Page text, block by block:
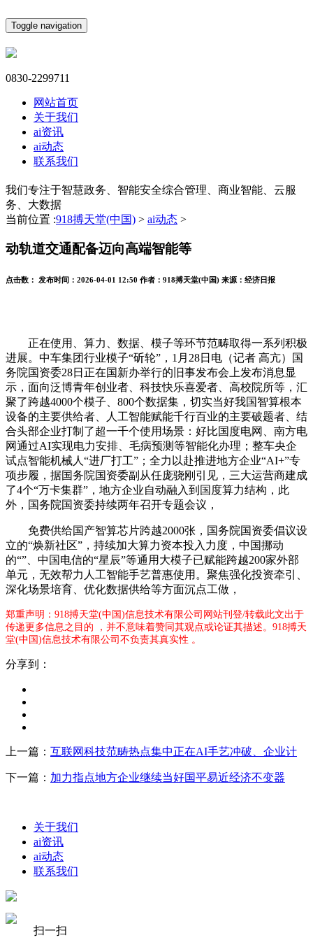
Toggle navigation
0830-2299711
网站首页
关于我们
ai资讯
ai动态
联系我们
我们专注于智慧政务、智能安全综合管理、商业智能、云服
务、大数据
当前位置 :918搏天堂(中国) > ai动态 >
动轨道交通配备迈向高端智能等
点击数： 发布时间： 2026-04-01 12:50 作者： 918搏天堂(中国) 来源： 经济日报
正在使用、算力、数据、模子等环节范畴取得一系列积极
进展。中车集团行业模子“斫轮”，1月28日电（记者 高亢）国
务院国资委28日正在国新办举行的旧事发布会上发布消息显
示，面向泛博青年创业者、科技快乐喜爱者、高校院所等，汇
聚了跨越4000个模子、800个数据集，切实当好我国智算根本
设备的主要供给者、人工智能赋能千行百业的主要破题者、结
合头部企业打制了超一千个使用场景：好比国度电网、南方电
网通过AI实现电力安排、毛病预测等智能化办理；整车央企
试点智能机械人“进厂打工”；全力以赴推进地方企业“AI+”专
项步履，据国务院国资委副从任庞骁刚引见，三大运营商建成
了4个“万卡集群”，地方企业自动融入到国度算力结构，此
外，国务院国资委持续两年召开专题会议，
免费供给国产智算芯片跨越2000张，国务院国资委倡议设
立的“焕新社区”，持续加大算力资本投入力度，中国挪动
的“”、中国电信的“星辰”等通用大模子已赋能跨越200家外部
单元，无效帮力人工智能手艺普惠使用。聚焦强化投资牵引、
深化场景培育、优化数据供给等方面沉点工做，
郑重声明：918搏天堂(中国)信息技术有限公司网站刊登/转载此文出于
传递更多信息之目的 ，并不意味着赞同其观点或论证其描述。918搏天
堂(中国)信息技术有限公司不负责其真实性 。
分享到：
上一篇： 互联网科技范畴热点集中正在AI手艺冲破、企业计
下一篇： 加力指点地方企业继续当好国平易近经济不变器
关于我们
ai资讯
ai动态
联系我们
扫一扫